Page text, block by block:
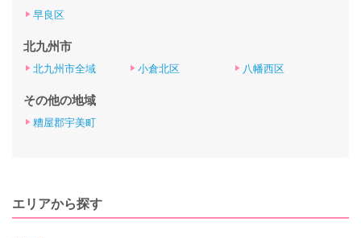
早良区
北九州市
北九州市全域 小倉北区 八幡西区
その他の地域
糟屋郡宇美町
エリアから探す